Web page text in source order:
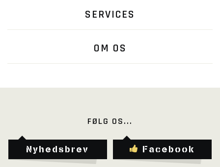
SERVICES
OM OS
FØLG OS...
Nyhedsbrev Facebook